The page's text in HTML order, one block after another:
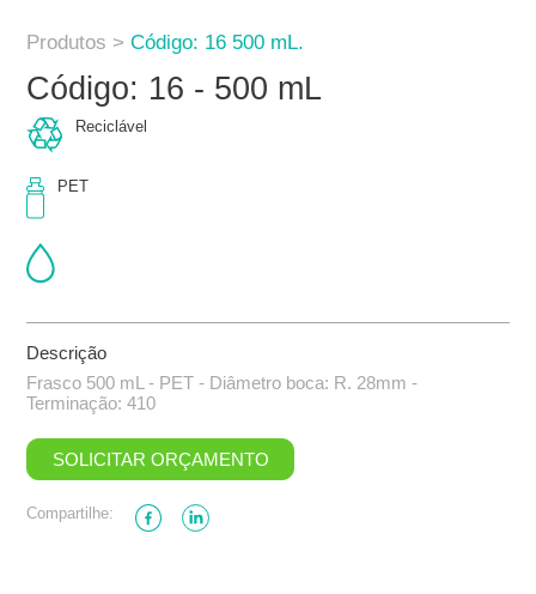
Produtos >Código: 16 500 mL.
Código: 16 - 500 mL
Reciclável
PET
Descrição
Frasco 500 mL - PET - Diâmetro boca: R. 28mm -
Terminação: 410
SOLICITAR ORÇAMENTO
Compartilhe: